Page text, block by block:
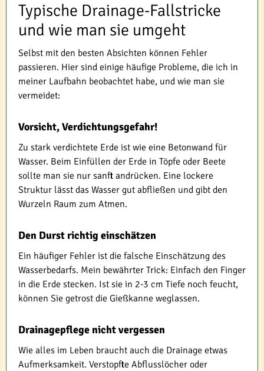
Typische Drainage-Fallstricke
und wie man sie umgeht
Selbst mit den besten Absichten können Fehler
passieren. Hier sind einige häufige Probleme, die ich in
meiner Laufbahn beobachtet habe, und wie man sie
vermeidet:
Vorsicht, Verdichtungsgefahr!
Zu stark verdichtete Erde ist wie eine Betonwand für
Wasser. Beim Einfüllen der Erde in Töpfe oder Beete
sollte man sie nur sanft andrücken. Eine lockere
Struktur lässt das Wasser gut abfließen und gibt den
Wurzeln Raum zum Atmen.
Den Durst richtig einschätzen
Ein häufiger Fehler ist die falsche Einschätzung des
Wasserbedarfs. Mein bewährter Trick: Einfach den Finger
in die Erde stecken. Ist sie in 2-3 cm Tiefe noch feucht,
können Sie getrost die Gießkanne weglassen.
Drainagepflege nicht vergessen
Wie alles im Leben braucht auch die Drainage etwas
Aufmerksamkeit. Verstopfte Abflusslöcher oder